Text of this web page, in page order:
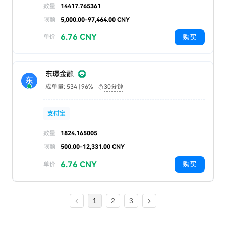
数量
14417.765361
限额
5,000.00-97,464.00 CNY
单价 6.76 CNY 购买
东
东璟金融
成单量: 534 | 96% 30分钟
支付宝
数量
1824.165005
限额
500.00-12,331.00 CNY
单价 6.76 CNY 购买
1 2 3